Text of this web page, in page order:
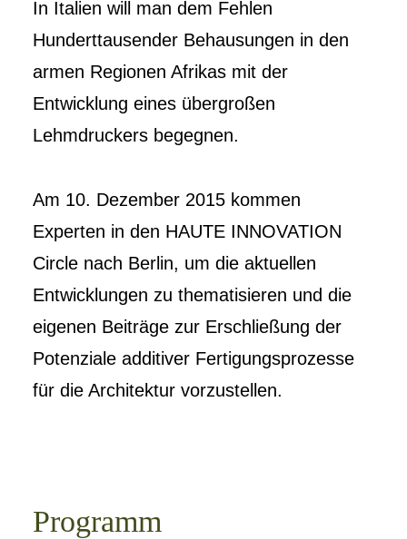
In Italien will man dem Fehlen
Hunderttausender Behausungen in den
armen Regionen Afrikas mit der
Entwicklung eines übergroßen
Lehmdruckers begegnen.
Am 10. Dezember 2015 kommen
Experten in den HAUTE INNOVATION
Circle nach Berlin, um die aktuellen
Entwicklungen zu thematisieren und die
eigenen Beiträge zur Erschließung der
Potenziale additiver Fertigungsprozesse
für die Architektur vorzustellen.
Programm